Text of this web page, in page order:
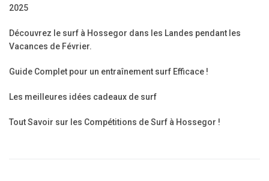
2025
Découvrez le surf à Hossegor dans les Landes pendant les
Vacances de Février.
Guide Complet pour un entraînement surf Efficace !
Les meilleures idées cadeaux de surf
Tout Savoir sur les Compétitions de Surf à Hossegor !